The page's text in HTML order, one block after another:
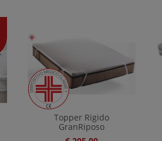
Topper Rigido
GranRiposo